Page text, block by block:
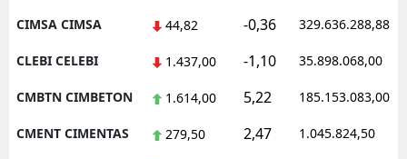
CIMSA CIMSA 44,82 -0,36 329.636.288,88
CLEBI CELEBI 1.437,00 -1,10 35.898.068,00
CMBTN CIMBETON 1.614,00 5,22 185.153.083,00
CMENT CIMENTAS 279,50 2,47 1.045.824,50